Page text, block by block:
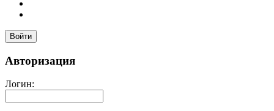
Войти
Авторизация
Логин: